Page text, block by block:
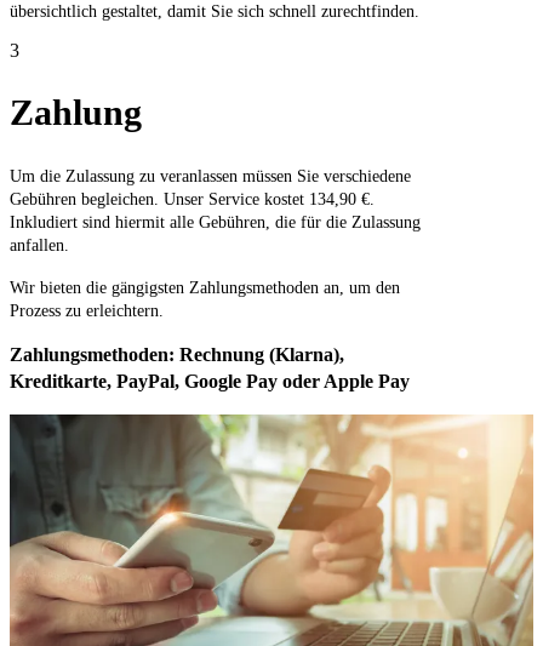
übersichtlich gestaltet, damit Sie sich schnell zurechtfinden.
3
Zahlung
Um die Zulassung zu veranlassen müssen Sie verschiedene
Gebühren begleichen. Unser Service kostet 134,90 €.
Inkludiert sind hiermit alle Gebühren, die für die Zulassung
anfallen.
Wir bieten die gängigsten Zahlungsmethoden an, um den
Prozess zu erleichtern.
Zahlungsmethoden: Rechnung (Klarna),
Kreditkarte, PayPal, Google Pay oder Apple Pay